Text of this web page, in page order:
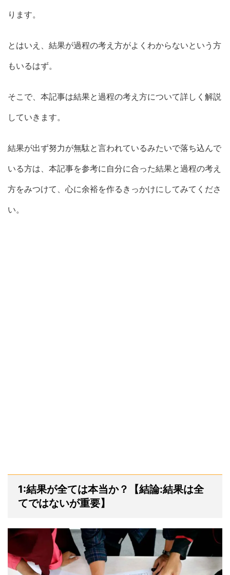
ります。
とはいえ、結果が過程の考え方がよくわからないという方
もいるはず。
そこで、本記事は結果と過程の考え方について詳しく解説
していきます。
結果が出ず努力が無駄と言われているみたいで落ち込んで
いる方は、本記事を参考に自分に合った結果と過程の考え
方をみつけて、心に余裕を作るきっかけにしてみてくださ
い。
1:結果が全ては本当か？【結論:結果は全
てではないが重要】